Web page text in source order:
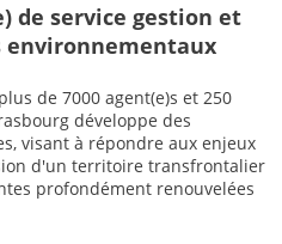
de service gestion et
environnementaux
de 7000 agent(e)s et 250
développe des
visant à répondre aux enjeux
d'un territoire transfrontalier
profondément renouvelées